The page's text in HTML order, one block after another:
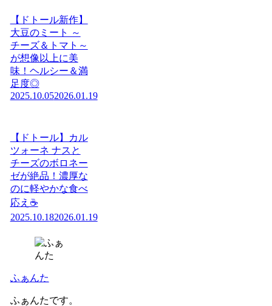
【ドトール新作】
大豆のミート ～
チーズ＆トマト～
が想像以上に美
味！ヘルシー＆満
足度◎
2025.10.052026.01.19
【ドトール】カル
ツォーネ ナスと
チーズのボロネー
ゼが絶品！濃厚な
のに軽やかな食べ
応え☕️
2025.10.182026.01.19
ふぁんた
ふぁんたです。